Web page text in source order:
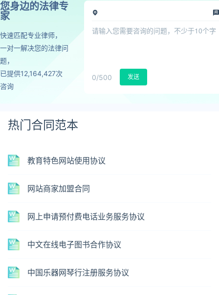
您身边的法律专
家
快速匹配专业律师，
一对一解决您的法律问
题，
已提供12,164,427次
咨询
0/500 发送
热门合同范本
教育特色网站使用协议
网站商家加盟合同
网上申请预付费电话业务服务协议
中文在线电子图书合作协议
中国乐器网琴行注册服务协议